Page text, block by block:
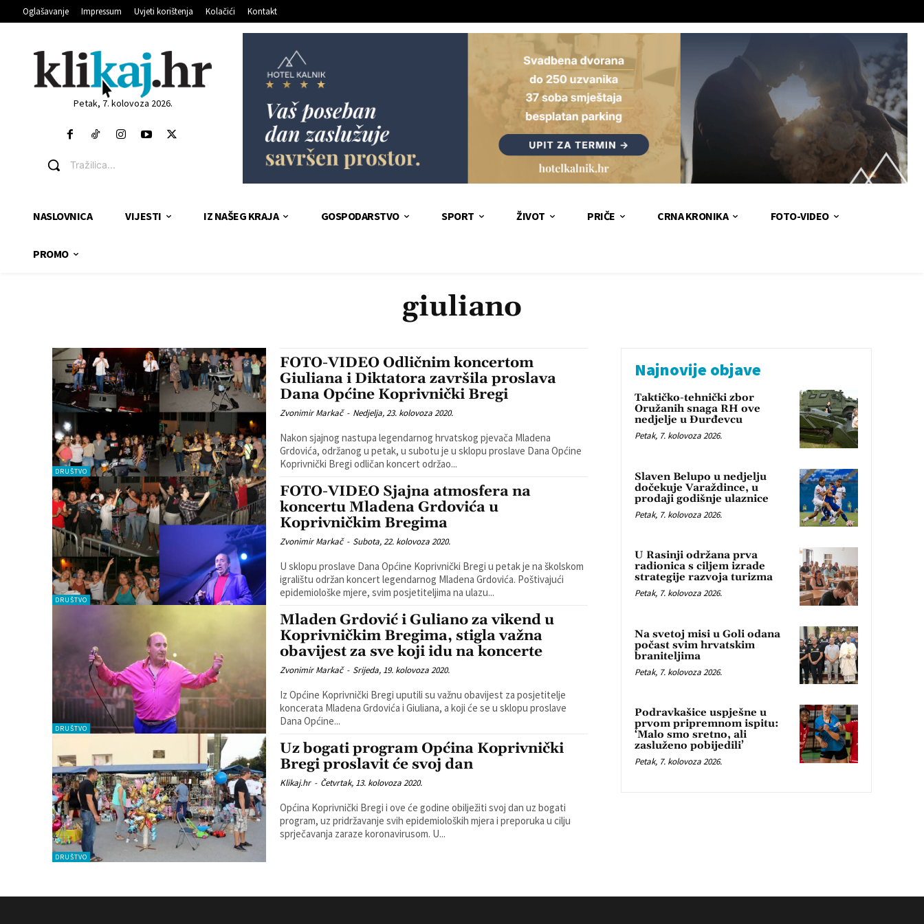
Oglašavanje Impressum Uvjeti korištenja Kolačići Kontakt
Petak, 7. kolovoza 2026.
Tražilica...
NASLOVNICA VIJESTI IZ NAŠEG KRAJA GOSPODARSTVO SPORT ŽIVOT PRIČE CRNA KRONIKA FOTO-VIDEO
PROMO
giuliano
DRUŠTVO
FOTO-VIDEO Odličnim koncertom
Giuliana i Diktatora završila proslava
Dana Općine Koprivnički Bregi
Zvonimir Markač - Nedjelja, 23. kolovoza 2020.
Nakon sjajnog nastupa legendarnog hrvatskog pjevača Mladena
Grdovića, održanog u petak, u subotu je u sklopu proslave Dana Općine
Koprivnički Bregi odličan koncert održao...
DRUŠTVO
FOTO-VIDEO Sjajna atmosfera na
koncertu Mladena Grdovića u
Koprivničkim Bregima
Zvonimir Markač - Subota, 22. kolovoza 2020.
U sklopu proslave Dana Općine Koprivnički Bregi u petak je na školskom
igralištu održan koncert legendarnog Mladena Grdovića. Poštivajući
epidemiološke mjere, svim posjetiteljima na ulazu...
DRUŠTVO
Mladen Grdović i Guliano za vikend u
Koprivničkim Bregima, stigla važna
obavijest za sve koji idu na koncerte
Zvonimir Markač - Srijeda, 19. kolovoza 2020.
Iz Općine Koprivnički Bregi uputili su važnu obavijest za posjetitelje
koncerata Mladena Grdovića i Giuliana, a koji će se u sklopu proslave
Dana Općine...
DRUŠTVO
Uz bogati program Općina Koprivnički
Bregi proslavit će svoj dan
Klikaj.hr - Četvrtak, 13. kolovoza 2020.
Općina Koprivnički Bregi i ove će godine obilježiti svoj dan uz bogati
program, uz pridržavanje svih epidemioloških mjera i preporuka u cilju
sprječavanja zaraze koronavirusom. U...
Najnovije objave
Taktičko-tehnički zbor
Oružanih snaga RH ove
nedjelje u Đurđevcu
Petak, 7. kolovoza 2026.
Slaven Belupo u nedjelju
dočekuje Varaždince, u
prodaji godišnje ulaznice
Petak, 7. kolovoza 2026.
U Rasinji održana prva
radionica s ciljem izrade
strategije razvoja turizma
Petak, 7. kolovoza 2026.
Na svetoj misi u Goli odana
počast svim hrvatskim
braniteljima
Petak, 7. kolovoza 2026.
Podravkašice uspješne u
prvom pripremnom ispitu:
‘Malo smo sretno, ali
zasluženo pobijedili’
Petak, 7. kolovoza 2026.